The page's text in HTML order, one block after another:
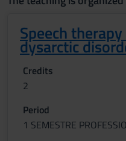
Speech
dysarctic
Credits
2
Period
1 SEMESTRE